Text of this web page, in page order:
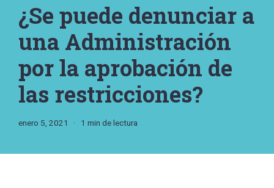
¿Se puede denunciar a
una Administración
por la aprobación de
las restricciones?
enero 5, 2021 1 min de lectura